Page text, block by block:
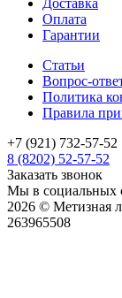
Доставка
Оплата
Гарантии
Статьи
Вопрос-
Политика
Правила
+7 (921) 732-57-52
8 (8202) 52-57-52
Заказать звонок
Мы в социальных
2026 © Метизная
263965508